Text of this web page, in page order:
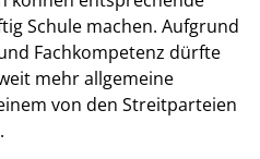
Schule machen. Aufgrund
Fachkompetenz dürfte
mehr allgemeine
von den Streitparteien